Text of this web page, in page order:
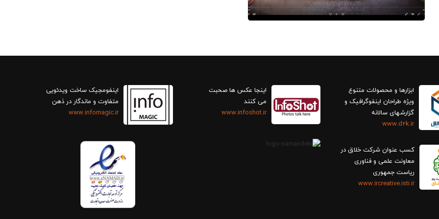
ابزارها و محصولات متنوع
ویژه طراحان اینفوگرافیک و
گزارش‎های سالانه
www.d2k.ir
کسب عنوان شرکت خلاق در
معاونت علمی و فناوری
ریاست جمهوری
www.ircreative.isti.ir
اینجا عکس ها صحبت
می کنند
www.infoshot.ir
اینفومجیک ساخت ویدئویی
متفاوت و ماندگار در ذهن
www.infomagic.ir